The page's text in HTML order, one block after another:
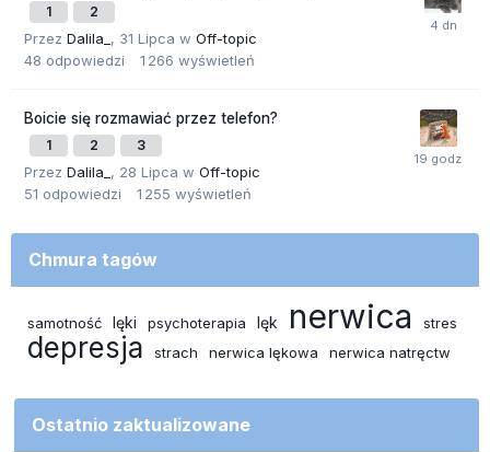
1 2
Przez Dalila_ , 31 Lipca w Off-topic
48 odpowiedzi 1 266 wyświetleń
Boicie się rozmawiać przez telefon?
1 2 3
Przez Dalila_ , 28 Lipca w Off-topic
51 odpowiedzi 1 255 wyświetleń
Chmura tagów
samotność lęki psychoterapia lęk nerwica stres
depresja strach nerwica lękowa nerwica natręctw
Ostatnio zaktualizowane